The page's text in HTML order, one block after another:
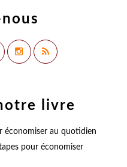
livre
pour économiser